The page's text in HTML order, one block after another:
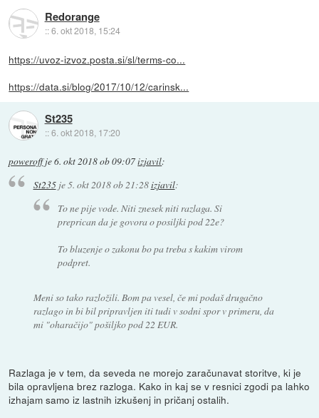
Redorange
::6. okt 2018, 15:24
https://uvoz-izvoz.posta.si/sl/terms-co...
https://data.si/blog/2017/10/12/carinsk...
St235
::6. okt 2018, 17:20
poweroffje6. okt 2018 ob 09:07izjavil:
St235je5. okt 2018 ob 21:28izjavil:
To ne pije vode. Niti znesek niti razlaga. Si
preprican da je govora o posiljki pod 22e?
To bluzenje o zakonu bo pa treba s kakim virom
podpret.
Meni so tako razložili. Bom pa vesel, če mi podaš drugačno
razlago in bi bil pripravljen iti tudi v sodni spor v primeru, da
mi "oharačijo" pošiljko pod 22 EUR.
Razlaga je v tem, da seveda ne morejo zaračunavat storitve, ki je
bila opravljena brez razloga. Kako in kaj se v resnici zgodi pa lahko
izhajam samo iz lastnih izkušenj in pričanj ostalih.